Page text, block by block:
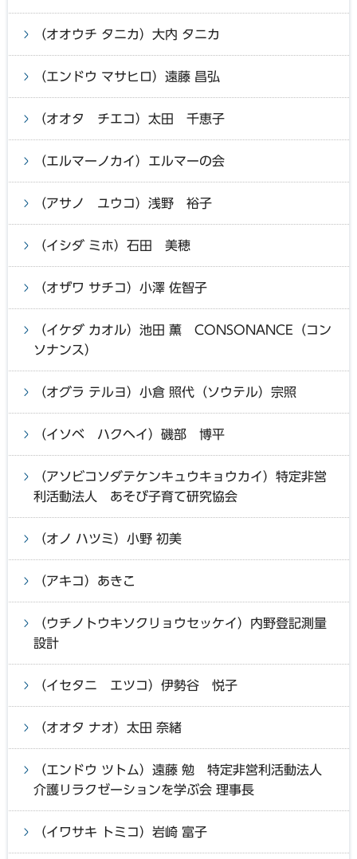
（オオウチ タニカ）大内 タニカ
（エンドウ マサヒロ）遠藤 昌弘
（オオタ チエコ）太田 千恵子
（エルマーノカイ）エルマーの会
（アサノ ユウコ）浅野 裕子
（イシダ ミホ）石田 美穂
（オザワ サチコ）小澤 佐智子
（イケダ カオル）池田 薫 CONSONANCE（コン
ソナンス）
（オグラ テルヨ）小倉 照代（ソウテル）宗照
（イソベ ハクヘイ）磯部 博平
（アソビコソダテケンキュウキョウカイ）特定非営
利活動法人 あそび子育て研究協会
（オノ ハツミ）小野 初美
（アキコ）あきこ
（ウチノトウキソクリョウセッケイ）内野登記測量
設計
（イセタニ エツコ）伊勢谷 悦子
（オオタ ナオ）太田 奈緒
（エンドウ ツトム）遠藤 勉 特定非営利活動法人
介護リラクゼーションを学ぶ会 理事長
（イワサキ トミコ）岩崎 富子